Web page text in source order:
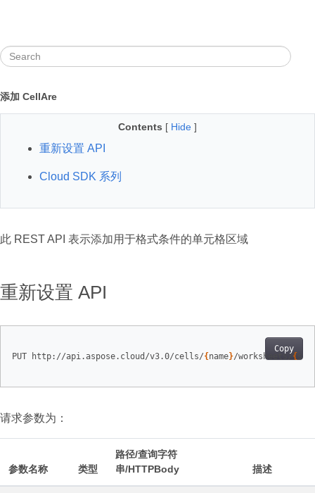
添加 CellAre
Contents [ Hide ]
重新设置 API
Cloud SDK 系列
此 REST API 表示添加用于格式条件的单元格区域
重新设置 API
Copy
PUT http://api.aspose.cloud/v3.0/cells/{ name}/worksheets/ {
请求参数为：
参数名称 类型
路径/查询字符
串/HTTPBody
描述